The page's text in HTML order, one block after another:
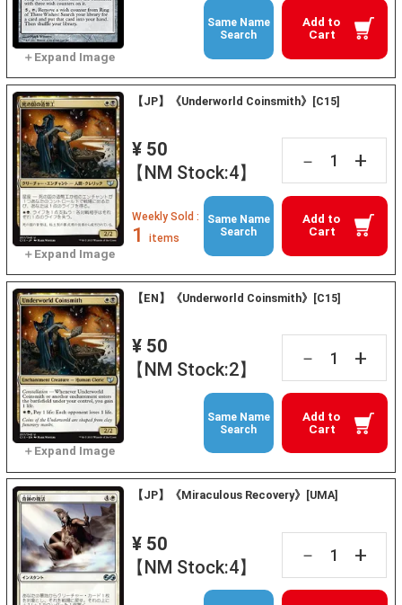
Add to
Cart
Same Name
Search
【JP】《Underworld Coinsmith》[C15]
¥ 50
【NM Stock:4】
－ +
Add to
Cart
Weekly Sold :
1 items
Same Name
Search
【EN】《Underworld Coinsmith》[C15]
¥ 50
【NM Stock:2】
－ +
Add to
Cart
Same Name
Search
【JP】《Miraculous Recovery》[UMA]
¥ 50
【NM Stock:4】
－ +